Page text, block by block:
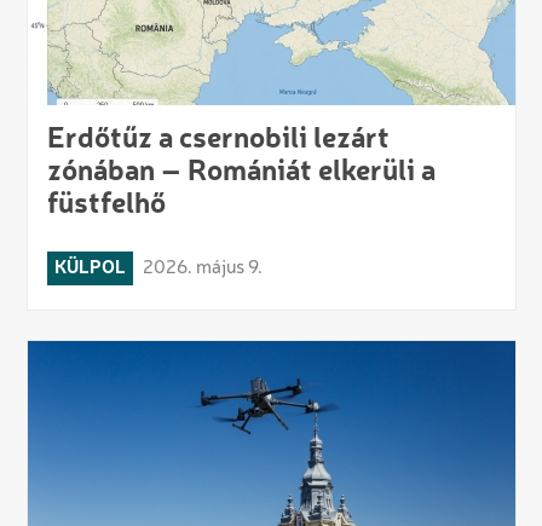
Erdőtűz a csernobili lezárt
zónában – Romániát elkerüli a
füstfelhő
KÜLPOL 2026. május 9.